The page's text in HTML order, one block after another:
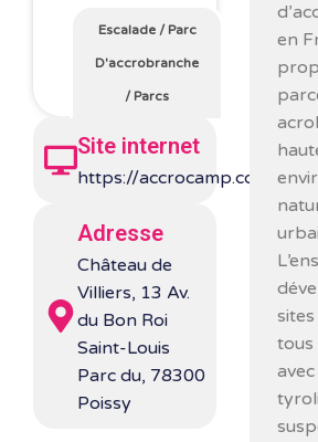
Escalade/Parc
D'accrobranche
/Parcs
Site internet
https://accrocamp.com/
Adresse
Château de
Villiers, 13 Av.
du Bon Roi
Saint-Louis
Parc du, 78300
Poissy
en
tous